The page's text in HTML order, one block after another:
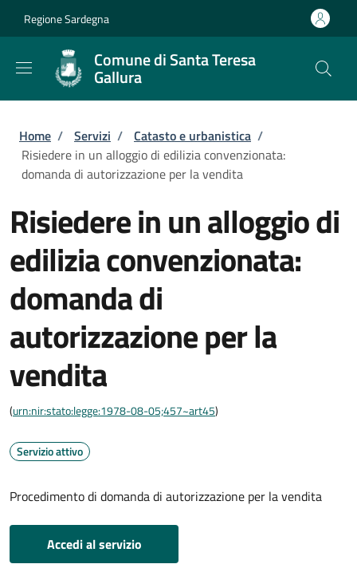
Regione Sardegna
Comune di Santa Teresa
Gallura
Briciole di pane
Home / Servizi / Catasto e urbanistica /
Risiedere in un alloggio di edilizia convenzionata:
domanda di autorizzazione per la vendita
Risiedere in un alloggio di
edilizia convenzionata:
domanda di
autorizzazione per la
vendita
(urn:nir:stato:legge:1978-08-05;457~art45)
Servizio attivo
Procedimento di domanda di autorizzazione per la vendita
Accedi al servizio